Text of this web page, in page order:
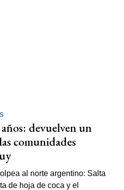
devuelven un
comunidades